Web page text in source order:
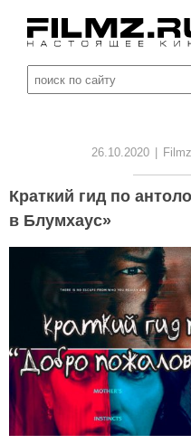
26.10.2020
Краткий гид по
в Блумхаус»